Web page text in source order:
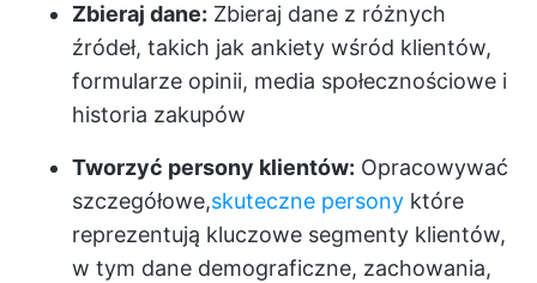
Zbieraj dane: Zbieraj dane z różnych
źródeł, takich jak ankiety wśród klientów,
formularze opinii, media społecznościowe i
historia zakupów
Tworzyć persony klientów: Opracowywać
szczegółowe,skuteczne persony które
reprezentują kluczowe segmenty klientów,
w tym dane demograficzne, zachowania,